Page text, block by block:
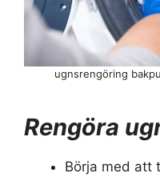
Rengöra
Börja med att
ugnsrengöring